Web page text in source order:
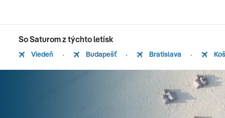
So Saturom z týchto letísk
Viedeň Budapešť Bratislava